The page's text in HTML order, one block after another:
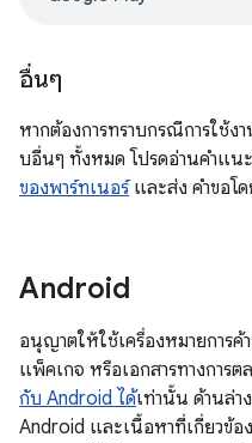
อื่นๆ
หากต้องการทราบกรณีการใช้
บอื่นๆ ทั้งหมด โปรดอ่านคำแน
ของพาร์ทเนอร์และส่ง คำขอโ
Android
อนุญาตให้ใช้เครื่องหมายการ
แพ็คเกจ หรือเอกสารทางกา
กับ Android ได้เท่านั้น ด้านล่
Android และเนื้อหาที่เกี่ยวข้